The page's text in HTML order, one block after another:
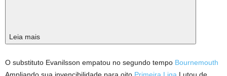
Leia mais
O substituto Evanilsson empatou no segundo tempo Bournemouth
Ampliando sua invencibilidade para oito Primeira Liga Lutou de